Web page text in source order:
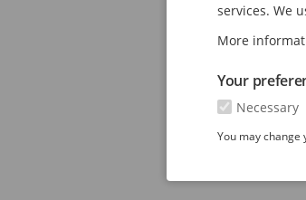
services. We
More
Your
Necessary
You may